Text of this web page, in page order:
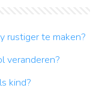
rustiger te maken?
veranderen?
kind?